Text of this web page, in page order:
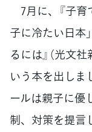
7月に、『子育
子に冷たい日本
るには』（光文社
いう本を出しま
ールは親子に優
制、対策を提言